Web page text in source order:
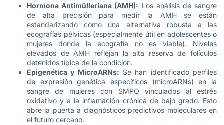
Hormona Antimülleriana (AMH): Los análisis de sangre
de alta precisión para medir la AMH se están
estandarizando como una alternativa robusta a las
ecografías pélvicas (especialmente útil en adolescentes o
mujeres donde la ecografía no es viable). Niveles
elevados de AMH reflejan la alta reserva de folículos
detenidos típica de la condición.
Epigenética y MicroARNs: Se han identificado perfiles
de expresión genética específicos (microARNs) en la
sangre de mujeres con SMPO vinculados al estrés
oxidativo y a la inflamación crónica de bajo grado. Esto
abre la puerta a diagnósticos predictivos moleculares en
el futuro cercano.